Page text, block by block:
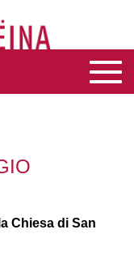
Chiesa di San